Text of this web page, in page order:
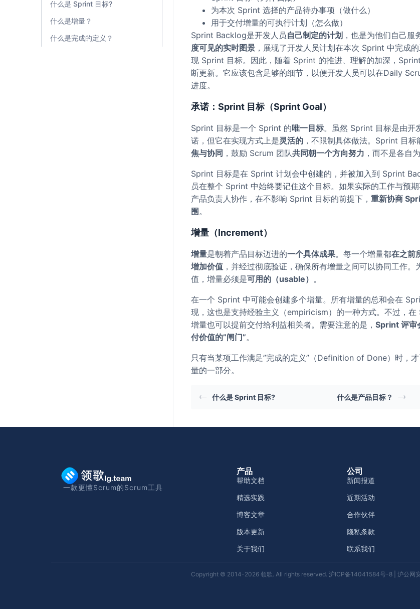
什么是 Sprint 目标?
什么是增量？
什么是完成的定义？
为本次 Sprint 选择的产品待办事项（做什么）
用于交付增量的可执行计划（怎么做）
Sprint Backlog是开发人员 自己制定的计划 ，也是为他们自己服
度可见的实时图景 ，展现了开发人员计划在本次 Sprint 中完成
现 Sprint 目标。因此，随着 Sprint 的推进、理解的加深，
断更新。它应该包含足够的细节，以便开发人员可以在Daily
进度。
承诺：Sprint 目标（Sprint Goal）
Sprint 目标是一个 Sprint 的唯一目标。虽然 Sprint 目标是由开
诺，但它在实现方式上是灵活的 ，不限制具体做法。Sprint 目标
焦与协同 ，鼓励 Scrum 团队共同朝一个方向努力 ，而不是各自为
Sprint 目标是在 Sprint 计划会中创建的，并被加入到 Sprint
员在整个 Sprint 中始终要记住这个目标。如果实际的工作与预
产品负责人协作，在不影响 Sprint 目标的前提下， 重新协商
围。
增量（Increment）
增量是朝着产品目标迈进的一个具体成果。每一个增量都在之前
增加价值 ，并经过彻底验证，确保所有增量之间可以协同工作。
值，增量必须是可用的（usable） 。
在一个 Sprint 中可能会创建多个增量。所有增量的总和会在
现，这也是支持经验主义（empiricism）的一种方式。不过，在
增量也可以提前交付给利益相关者。需要注意的是， Sprint 评审
付价值的”闸门”。
只有当某项工作满足”完成的定义”（Definition of Done）时，
量的一部分。
什么是 Sprint 目标? 什么是产品目标？
一款更懂Scrum的Scrum工具
产品
帮助文档
精选实践
博客文章
版本更新
关于我们
公司
新闻报道
近期活动
合作伙伴
隐私条款
联系我们
Copyright © 2014-2026 领歌. All rights reserved. 沪ICP备14041584号-8 沪公网